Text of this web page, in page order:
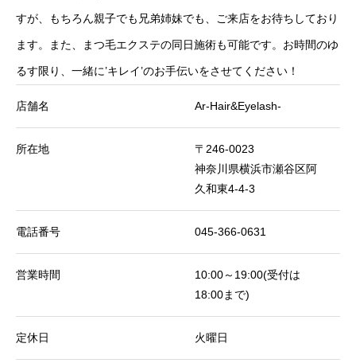
すが、もちろん親子でも兄弟姉妹でも、ご来店をお待ちしており
ます。また、まつ毛エクステの同日施術も可能です。お時間のゆ
るす限り、一緒に’キレイ’のお手伝いをさせてください！
店舗名 Ar-Hair&Eyelash-
所在地
〒246-0023
神奈川県横浜市瀬谷区阿
久和東4-4-3
電話番号 045-366-0631
営業時間
10:00～19:00(受付は
18:00まで)
定休日 火曜日